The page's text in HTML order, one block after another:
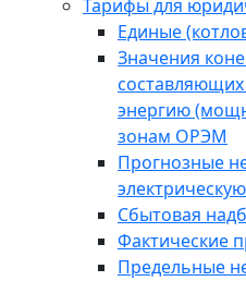
Тарифы для
Единые
Значения
энергию
зонам ОРЭМ
Прогнозные
Сбытовая
Фактические
Предельные